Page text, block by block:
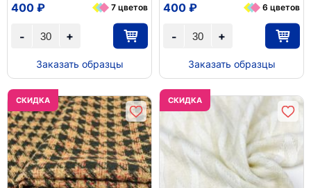
+
-
400 ₽ 7 цветов
Заказать образцы
+
-
400 ₽ 6 цветов
Заказать образцы
CКИДКА CКИДКА